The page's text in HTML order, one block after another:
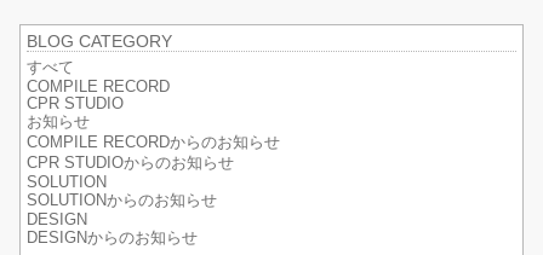
BLOG CATEGORY
すべて
COMPILE RECORD
CPR STUDIO
お知らせ
COMPILE RECORDからのお知らせ
CPR STUDIOからのお知らせ
SOLUTION
SOLUTIONからのお知らせ
DESIGN
DESIGNからのお知らせ